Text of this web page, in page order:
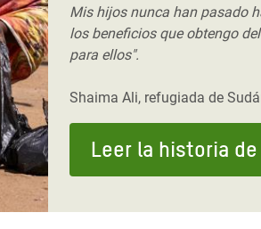
Mis hijos nunca han pasado
los beneficios que obtengo
para ellos".
Shaima Ali, refugiada de
Leer la historia de